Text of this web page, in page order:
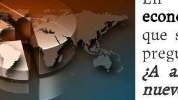
de 2026
Comparativa Costes vs Agilidad: ¿Por
acelera la rentabilidad?
12 de
Meses sin intereses: Cómo
compras 24 de noviembre de 2025
Planificar tu herencia también es una
a los costes
21 de noviembre de 2025
que
¿A